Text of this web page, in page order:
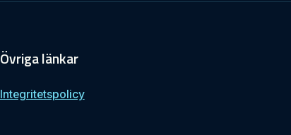
Övriga länkar
Integritetspolicy